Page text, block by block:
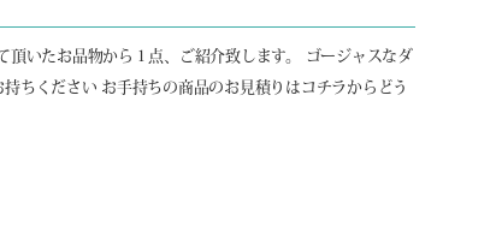
いたお品物から１点、ご紹介致します。 ゴージャスなダ
ちください お手持ちの商品のお見積りはコチラからどう